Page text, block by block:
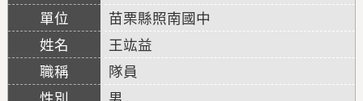
苗栗縣照南國中
王竑益
隊員